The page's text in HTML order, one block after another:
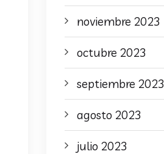
noviembre 2023
octubre 2023
septiembre 2023
agosto 2023
julio 2023